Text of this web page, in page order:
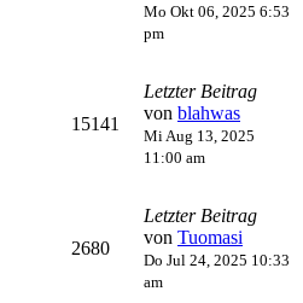
Mo Okt 06, 2025 6:53
pm
15141
Letzter Beitrag
von blahwas
Mi Aug 13, 2025
11:00 am
2680
Letzter Beitrag
von Tuomasi
Do Jul 24, 2025 10:33
am